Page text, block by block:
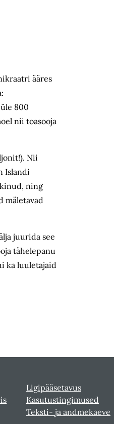
ääres
800
nii toasooja
Nii
Islandi
ning
mäletavad
juurida see
tähelepanu
ka luuletajaid
Ligipääsetavus
Kasutustingimused
Teksti- ja andmekaeve